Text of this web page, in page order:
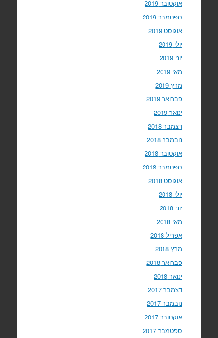
אוקטובר 2019
ספטמבר 2019
אוגוסט 2019
יולי 2019
יוני 2019
מאי 2019
מרץ 2019
פברואר 2019
ינואר 2019
דצמבר 2018
נובמבר 2018
אוקטובר 2018
ספטמבר 2018
אוגוסט 2018
יולי 2018
יוני 2018
מאי 2018
אפריל 2018
מרץ 2018
פברואר 2018
ינואר 2018
דצמבר 2017
נובמבר 2017
אוקטובר 2017
ספטמבר 2017